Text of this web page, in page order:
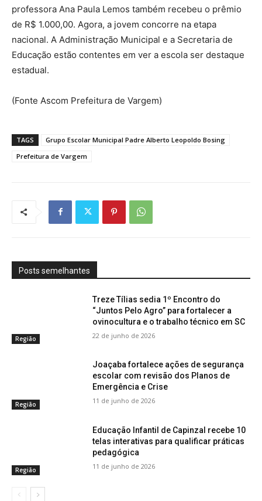
professora Ana Paula Lemos também recebeu o prêmio
de R$ 1.000,00. Agora, a jovem concorre na etapa
nacional. A Administração Municipal e a Secretaria de
Educação estão contentes em ver a escola ser destaque
estadual.
(Fonte Ascom Prefeitura de Vargem)
TAGS
Grupo Escolar Municipal Padre Alberto Leopoldo Bosing
Prefeitura de Vargem
Posts semelhantes
Região
Treze Tílias sedia 1º Encontro do
“Juntos Pelo Agro” para fortalecer a
ovinocultura e o trabalho técnico em SC
22 de junho de 2026
Região
Joaçaba fortalece ações de segurança
escolar com revisão dos Planos de
Emergência e Crise
11 de junho de 2026
Região
Educação Infantil de Capinzal recebe 10
telas interativas para qualificar práticas
pedagógica
11 de junho de 2026